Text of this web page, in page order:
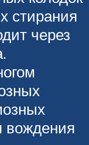
стирания
через
вождения